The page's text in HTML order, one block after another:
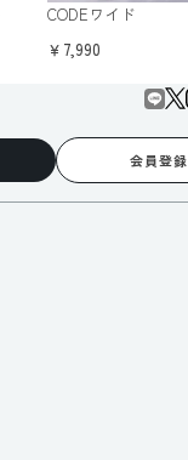
CODEワイド
￥7,990
会員登録